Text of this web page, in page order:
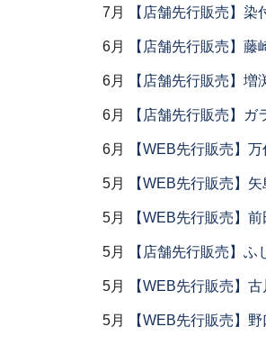
7月 【店舗先行販売】染
6月 【店舗先行販売】
6月 【店舗先行販売】増
6月 【店舗先行販売】ガ
6月 【WEB先行販売】
5月 【WEB先行販売】
5月 【WEB先行販売】
5月 【店舗先行販売】ふ
5月 【WEB先行販売】
5月 【WEB先行販売】